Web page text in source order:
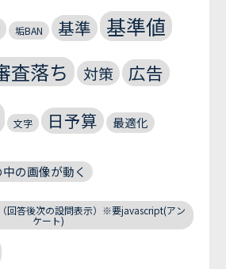
垢BAN 基準 基準値
査落ち 対策 広告
文字 日予算 最適化
の画像が動く
回答後次の設問表示）※要javascript(アン
ケート)